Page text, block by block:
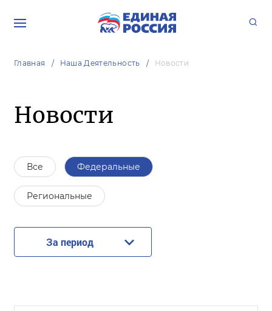
Главная Наша Деятельность Новости
Новости
Все Федеральные
Региональные
За период